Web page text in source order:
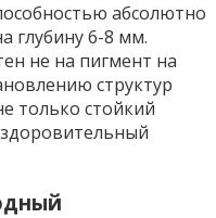
абсолютно
глубину 6-8 мм.
не на пигмент на
структур
только стойкий